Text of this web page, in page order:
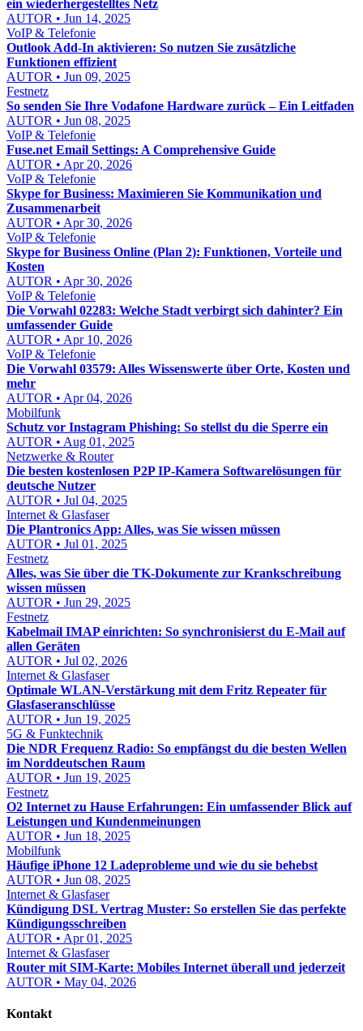
ein wiederhergestelltes Netz
AUTOR • Jun 14, 2025
VoIP & Telefonie
Outlook Add-In aktivieren: So nutzen Sie zusätzliche
Funktionen effizient
AUTOR • Jun 09, 2025
Festnetz
So senden Sie Ihre Vodafone Hardware zurück – Ein Leitfaden
AUTOR • Jun 08, 2025
VoIP & Telefonie
Fuse.net Email Settings: A Comprehensive Guide
AUTOR • Apr 20, 2026
VoIP & Telefonie
Skype for Business: Maximieren Sie Kommunikation und
Zusammenarbeit
AUTOR • Apr 30, 2026
VoIP & Telefonie
Skype for Business Online (Plan 2): Funktionen, Vorteile und
Kosten
AUTOR • Apr 30, 2026
VoIP & Telefonie
Die Vorwahl 02283: Welche Stadt verbirgt sich dahinter? Ein
umfassender Guide
AUTOR • Apr 10, 2026
VoIP & Telefonie
Die Vorwahl 03579: Alles Wissenswerte über Orte, Kosten und
mehr
AUTOR • Apr 04, 2026
Mobilfunk
Schutz vor Instagram Phishing: So stellst du die Sperre ein
AUTOR • Aug 01, 2025
Netzwerke & Router
Die besten kostenlosen P2P IP-Kamera Softwarelösungen für
deutsche Nutzer
AUTOR • Jul 04, 2025
Internet & Glasfaser
Die Plantronics App: Alles, was Sie wissen müssen
AUTOR • Jul 01, 2025
Festnetz
Alles, was Sie über die TK-Dokumente zur Krankschreibung
wissen müssen
AUTOR • Jun 29, 2025
Festnetz
Kabelmail IMAP einrichten: So synchronisierst du E-Mail auf
allen Geräten
AUTOR • Jul 02, 2026
Internet & Glasfaser
Optimale WLAN-Verstärkung mit dem Fritz Repeater für
Glasfaseranschlüsse
AUTOR • Jun 19, 2025
5G & Funktechnik
Die NDR Frequenz Radio: So empfängst du die besten Wellen
im Norddeutschen Raum
AUTOR • Jun 19, 2025
Festnetz
O2 Internet zu Hause Erfahrungen: Ein umfassender Blick auf
Leistungen und Kundenmeinungen
AUTOR • Jun 18, 2025
Mobilfunk
Häufige iPhone 12 Ladeprobleme und wie du sie behebst
AUTOR • Jun 08, 2025
Internet & Glasfaser
Kündigung DSL Vertrag Muster: So erstellen Sie das perfekte
Kündigungsschreiben
AUTOR • Apr 01, 2025
Internet & Glasfaser
Router mit SIM-Karte: Mobiles Internet überall und jederzeit
AUTOR • May 04, 2026
Kontakt